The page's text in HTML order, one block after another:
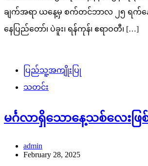
ချက်အရာ ယနေ့မှ စက်တင်ဘာလ ၂၅ ရက်န
နေပြည်တော်၊ ပဲခူး၊ ရန်ကုန်၊ ဧရာဝတီ၊ […]
ပြည်သူ့အကျိုးပြု
သတင်း
မင်္ဂလာရှိသောနေ့သစ်လေးဖြ
admin
February 28, 2025